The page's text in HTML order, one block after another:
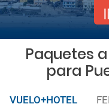
Paquetes
para
VUELO+HOTEL